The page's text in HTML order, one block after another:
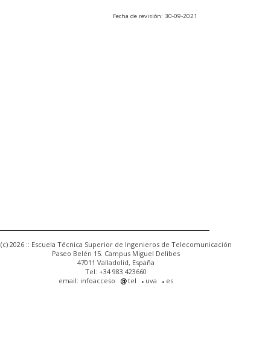
Fecha de revisión: 30-09-2021
(c) 2026 :: Escuela Técnica Superior de Ingenieros de Telecomunicación
Paseo Belén 15. Campus Miguel Delibes
47011 Valladolid, España
Tel: +34 983 423660
email: infoacceso
tel uva es